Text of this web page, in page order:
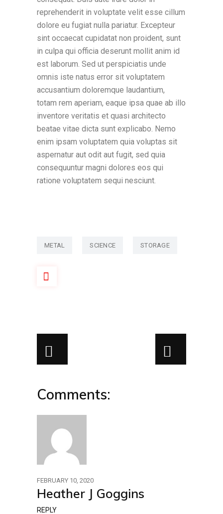
reprehenderit in voluptate velit esse cillum
dolore eu fugiat nulla pariatur. Excepteur
sint occaecat cupidatat non proident, sunt
in culpa qui officia deserunt mollit anim id
est laborum. Sed ut perspiciatis unde
omnis iste natus error sit voluptatem
accusantium doloremque laudantium,
totam rem aperiam, eaque ipsa quae ab illo
inventore veritatis et quasi architecto
beatae vitae dicta sunt explicabo. Nemo
enim ipsam voluptatem quia voluptas sit
aspernatur aut odit aut fugit, sed quia
consequuntur magni dolores eos qui
ratione voluptatem sequi nesciunt.
METAL SCIENCE STORAGE
Comments:
FEBRUARY 10, 2020
Heather J Goggins
REPLY